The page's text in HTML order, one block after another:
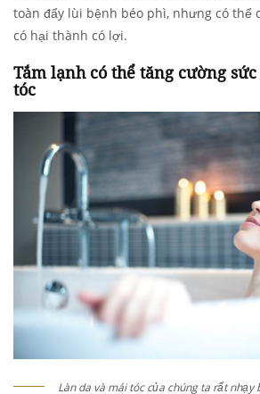
toàn đẩy lùi bệnh béo phì, nhưng có thể
có hại thành có lợi.
Tắm lạnh có thể tăng cường
tóc
Làn da và mái tóc của chúng ta rất nhạy